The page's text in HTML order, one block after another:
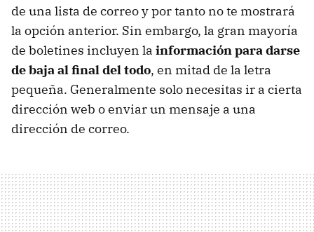
de una lista de correo y por tanto no te mostrará
la opción anterior. Sin embargo, la gran mayoría
de boletines incluyen la información para darse
de baja al final del todo, en mitad de la letra
pequeña. Generalmente solo necesitas ir a cierta
dirección web o enviar un mensaje a una
dirección de correo.